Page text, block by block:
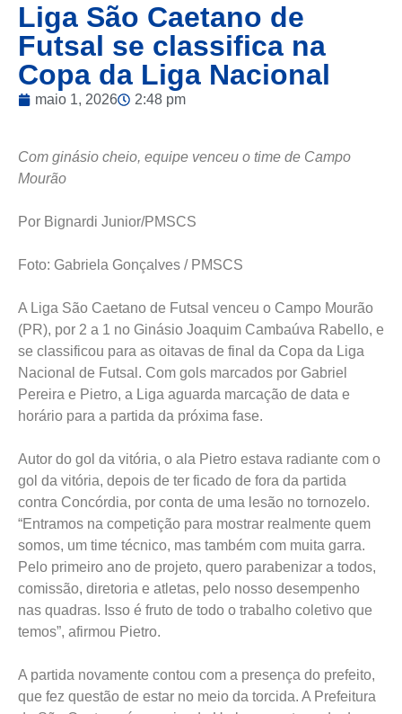
Liga São Caetano de
Futsal se classifica na
Copa da Liga Nacional
maio 1, 2026 2:48 pm
Com ginásio cheio, equipe venceu o time de Campo
Mourão
Por Bignardi Junior/PMSCS
Foto: Gabriela Gonçalves / PMSCS
A Liga São Caetano de Futsal venceu o Campo Mourão
(PR), por 2 a 1 no Ginásio Joaquim Cambaúva Rabello, e
se classificou para as oitavas de final da Copa da Liga
Nacional de Futsal. Com gols marcados por Gabriel
Pereira e Pietro, a Liga aguarda marcação de data e
horário para a partida da próxima fase.
Autor do gol da vitória, o ala Pietro estava radiante com o
gol da vitória, depois de ter ficado de fora da partida
contra Concórdia, por conta de uma lesão no tornozelo.
“Entramos na competição para mostrar realmente quem
somos, um time técnico, mas também com muita garra.
Pelo primeiro ano de projeto, quero parabenizar a todos,
comissão, diretoria e atletas, pelo nosso desempenho
nas quadras. Isso é fruto de todo o trabalho coletivo que
temos”, afirmou Pietro.
A partida novamente contou com a presença do prefeito,
que fez questão de estar no meio da torcida. A Prefeitura